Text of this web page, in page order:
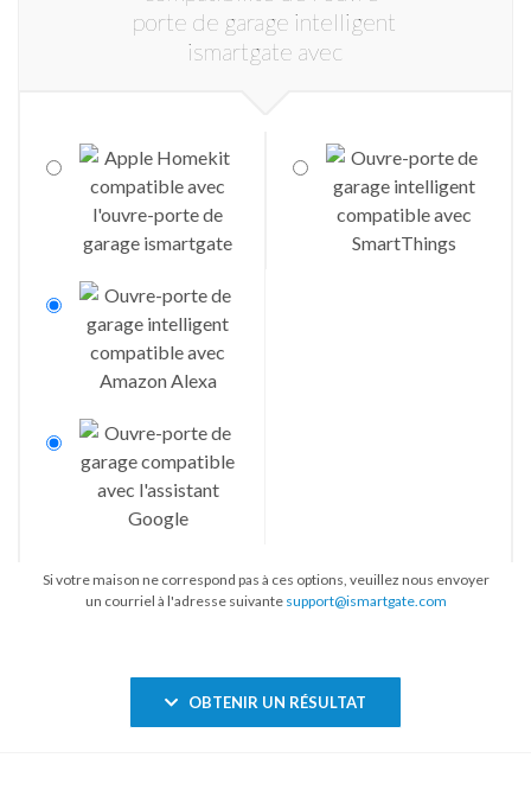
Si votre maison ne correspond pas à ces options, veuillez nous envoyer
un courriel à l'adresse suivante support@ismartgate.com
OBTENIR UN RÉSULTAT